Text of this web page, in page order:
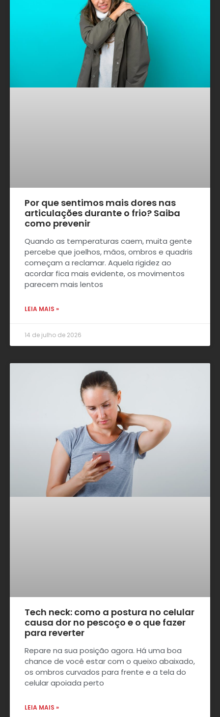
Por que sentimos mais dores nas
articulações durante o frio? Saiba
como prevenir
Quando as temperaturas caem, muita gente
percebe que joelhos, mãos, ombros e quadris
começam a reclamar. Aquela rigidez ao
acordar fica mais evidente, os movimentos
parecem mais lentos
LEIA MAIS »
14 de julho de 2026
Tech neck: como a postura no celular
causa dor no pescoço e o que fazer
para reverter
Repare na sua posição agora. Há uma boa
chance de você estar com o queixo abaixado,
os ombros curvados para frente e a tela do
celular apoiada perto
LEIA MAIS »